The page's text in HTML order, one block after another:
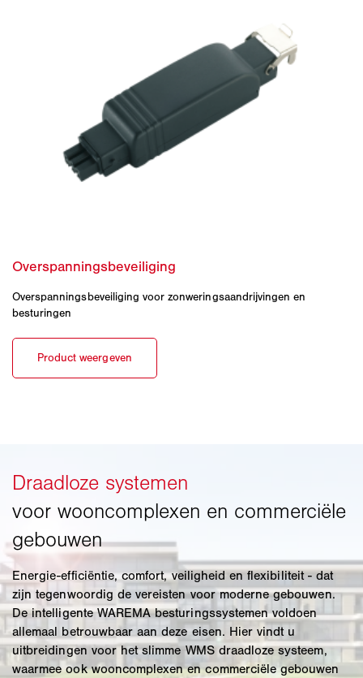
Overspanningsbeveiliging voor zonweringsaandrijvingen en
besturingen
Energie-efficiëntie, comfort, veiligheid en flexibiliteit - dat
zijn tegenwoordig de vereisten voor moderne gebouwen.
De intelligente WAREMA besturingssystemen voldoen
allemaal betrouwbaar aan deze eisen. Hier vindt u
uitbreidingen voor het slimme WMS draadloze systeem,
waarmee ook wooncomplexen en commerciële gebouwen